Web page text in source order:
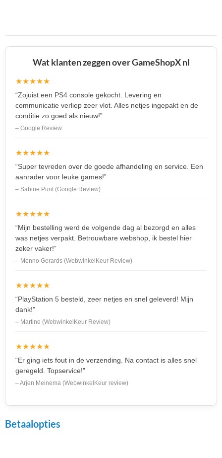
Wat klanten zeggen over GameShopX nl
★★★★★
“Zojuist een PS4 console gekocht. Levering en
communicatie verliep zeer vlot. Alles netjes ingepakt en de
conditie zo goed als nieuw!”
– Google Review
★★★★★
“Super tevreden over de goede afhandeling en service. Een
aanrader voor leuke games!”
– Sabine Punt (Google Review)
★★★★★
“Mijn bestelling werd de volgende dag al bezorgd en alles
was netjes verpakt. Betrouwbare webshop, ik bestel hier
zeker vaker!”
– Menno Gerards (WebwinkelKeur Review)
★★★★★
“PlayStation 5 besteld, zeer netjes en snel geleverd! Mijn
dank!”
– Martine (WebwinkelKeur Review)
★★★★★
“Er ging iets fout in de verzending. Na contact is alles snel
geregeld. Topservice!”
– Arjen Meinema (WebwinkelKeur review)
Betaalopties